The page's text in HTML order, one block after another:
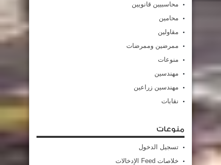
محاسبيين قانويين
محامين
مقاولين
ممرضين وممرضات
منوعات
مهندسين
مهندسين زراعين
نقابات
منوعات
تسجيل الدخول
خلاصات Feed الإدخالات